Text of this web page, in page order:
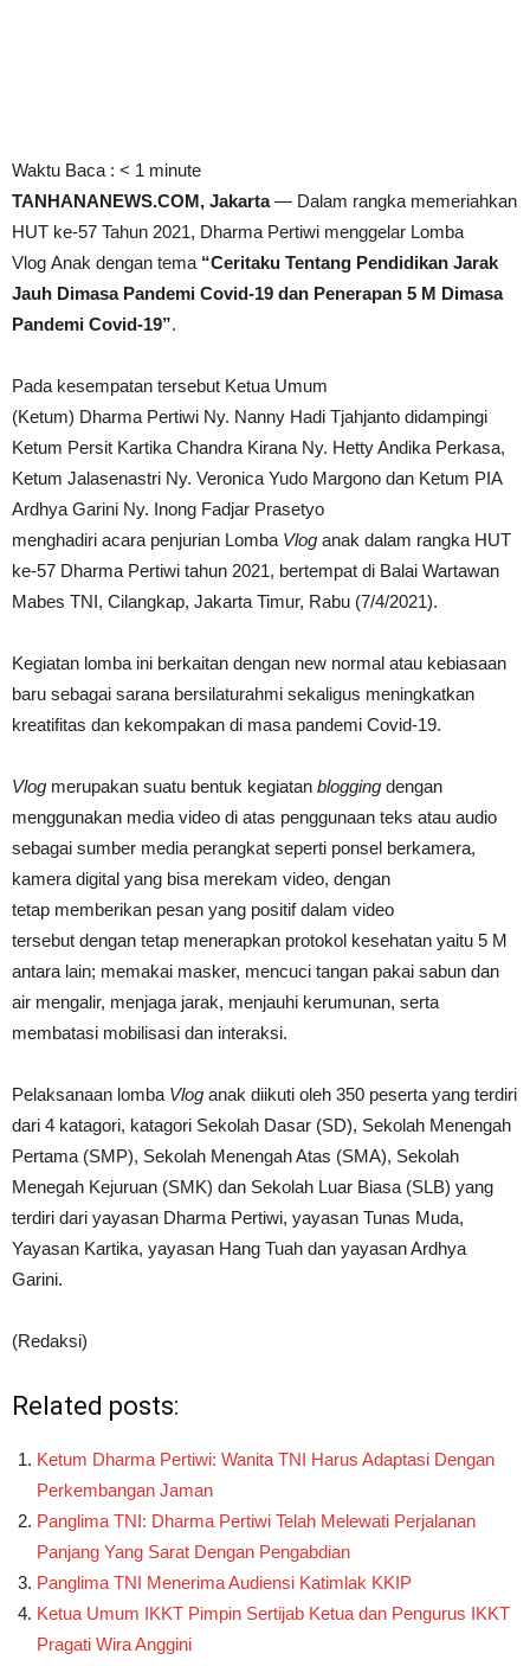
Waktu Baca : < 1 minute
TANHANANEWS.COM, Jakarta— Dalam rangka memeriahkan
HUT ke-57 Tahun 2021, Dharma Pertiwi menggelar Lomba
Vlog Anak dengan tema “Ceritaku Tentang Pendidikan Jarak
Jauh Dimasa Pandemi Covid-19 dan Penerapan 5 M Dimasa
Pandemi Covid-19”.
Pada kesempatan tersebut Ketua Umum
(Ketum) Dharma Pertiwi Ny. Nanny Hadi Tjahjanto didampingi
Ketum Persit Kartika Chandra Kirana Ny. Hetty Andika Perkasa,
Ketum Jalasenastri Ny. Veronica Yudo Margono dan Ketum PIA
Ardhya Garini Ny. Inong Fadjar Prasetyo
menghadiri acara penjurian Lomba Vlog anak dalam rangka HUT
ke-57 Dharma Pertiwi tahun 2021, bertempat di Balai Wartawan
Mabes TNI, Cilangkap, Jakarta Timur, Rabu (7/4/2021).
Kegiatan lomba ini berkaitan dengan new normal atau kebiasaan
baru sebagai sarana bersilaturahmi sekaligus meningkatkan
kreatifitas dan kekompakan di masa pandemi Covid-19.
Vlog merupakan suatu bentuk kegiatan blogging dengan
menggunakan media video di atas penggunaan teks atau audio
sebagai sumber media perangkat seperti ponsel berkamera,
kamera digital yang bisa merekam video, dengan
tetap memberikan pesan yang positif dalam video
tersebut dengan tetap menerapkan protokol kesehatan yaitu 5 M
antara lain; memakai masker, mencuci tangan pakai sabun dan
air mengalir, menjaga jarak, menjauhi kerumunan, serta
membatasi mobilisasi dan interaksi.
Pelaksanaan lomba Vlog anak diikuti oleh 350 peserta yang terdiri
dari 4 katagori, katagori Sekolah Dasar (SD), Sekolah Menengah
Pertama (SMP), Sekolah Menengah Atas (SMA), Sekolah
Menegah Kejuruan (SMK) dan Sekolah Luar Biasa (SLB) yang
terdiri dari yayasan Dharma Pertiwi, yayasan Tunas Muda,
Yayasan Kartika, yayasan Hang Tuah dan yayasan Ardhya
Garini.
(Redaksi)
Related posts:
Ketum Dharma Pertiwi: Wanita TNI Harus Adaptasi Dengan
Perkembangan Jaman
Panglima TNI: Dharma Pertiwi Telah Melewati Perjalanan
Panjang Yang Sarat Dengan Pengabdian
Panglima TNI Menerima Audiensi Katimlak KKIP
Ketua Umum IKKT Pimpin Sertijab Ketua dan Pengurus IKKT
Pragati Wira Anggini